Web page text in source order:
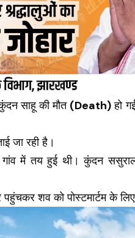
साहू की मौत (Death)हो
जा रही है।
गांव में तय हुई थी। कुंदन
शव को पोस्टमार्टम के लिए